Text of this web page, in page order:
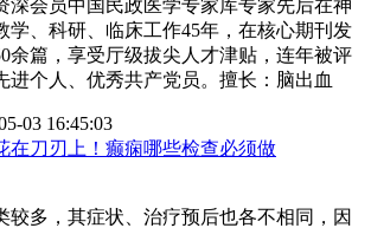
深会员中国民政医学专家库专家先后在神
学、科研、临床工作45年，在核心期刊发
余篇，享受厅级拔尖人才津贴，连年被评
进个人、优秀共产党员。擅长：脑出血
03 16:45:03
在刀刃上！癫痫哪些检查必须做
较多，其症状、治疗预后也各不相同，因